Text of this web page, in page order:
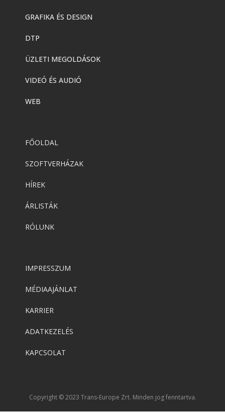
GRAFIKA ÉS DESIGN
DTP
ÜZLETI MEGOLDÁSOK
VIDEÓ ÉS AUDIÓ
WEB
FŐOLDAL
SZOFTVERHÁZAK
HÍREK
ÁRLISTÁK
RÓLUNK
IMPRESSZUM
MÉDIAAJÁNLAT
KARRIER
ADATKEZELÉS
KAPCSOLAT
Copyright © 2023 Trans-Europe Zrt. Minden jog fenntartva.